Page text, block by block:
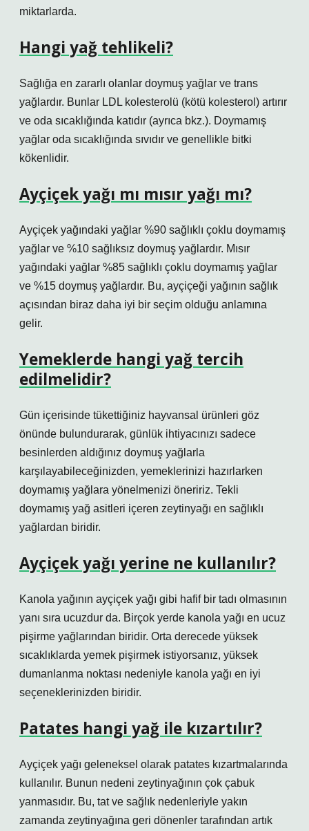
miktarlarda.
Hangi yağ tehlikeli?
Sağlığa en zararlı olanlar doymuş yağlar ve trans
yağlardır. Bunlar LDL kolesterolü (kötü kolesterol) artırır
ve oda sıcaklığında katıdır (ayrıca bkz.). Doymamış
yağlar oda sıcaklığında sıvıdır ve genellikle bitki
kökenlidir.
Ayçiçek yağı mı mısır yağı mı?
Ayçiçek yağındaki yağlar %90 sağlıklı çoklu doymamış
yağlar ve %10 sağlıksız doymuş yağlardır. Mısır
yağındaki yağlar %85 sağlıklı çoklu doymamış yağlar
ve %15 doymuş yağlardır. Bu, ayçiçeği yağının sağlık
açısından biraz daha iyi bir seçim olduğu anlamına
gelir.
Yemeklerde hangi yağ tercih
edilmelidir?
Gün içerisinde tükettiğiniz hayvansal ürünleri göz
önünde bulundurarak, günlük ihtiyacınızı sadece
besinlerden aldığınız doymuş yağlarla
karşılayabileceğinizden, yemeklerinizi hazırlarken
doymamış yağlara yönelmenizi öneririz. Tekli
doymamış yağ asitleri içeren zeytinyağı en sağlıklı
yağlardan biridir.
Ayçiçek yağı yerine ne kullanılır?
Kanola yağının ayçiçek yağı gibi hafif bir tadı olmasının
yanı sıra ucuzdur da. Birçok yerde kanola yağı en ucuz
pişirme yağlarından biridir. Orta derecede yüksek
sıcaklıklarda yemek pişirmek istiyorsanız, yüksek
dumanlanma noktası nedeniyle kanola yağı en iyi
seçeneklerinizden biridir.
Patates hangi yağ ile kızartılır?
Ayçiçek yağı geleneksel olarak patates kızartmalarında
kullanılır. Bunun nedeni zeytinyağının çok çabuk
yanmasıdır. Bu, tat ve sağlık nedenleriyle yakın
zamanda zeytinyağına geri dönenler tarafından artık